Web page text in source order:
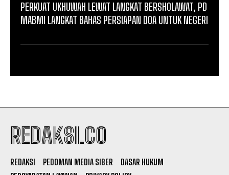
PERKUAT UKHUWAH LEWAT LANGKAT BERSHOLAWAT, PD
MABMI LANGKAT BAHAS PERSIAPAN DOA UNTUK NEGERI
REDAKSI.CO
REDAKSI PEDOMAN MEDIA SIBER
DASAR HUKUM